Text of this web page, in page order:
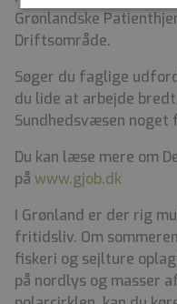
Grønlandske
Driftsområde.
Søger du faglige
du lide at arbejde
Sundhedsvæsen noget
Du kan læse mere om
på www.gjob.dk
I Grønland er der rig
fritidsliv. Om
fiskeri og sejlture
på nordlys og masser